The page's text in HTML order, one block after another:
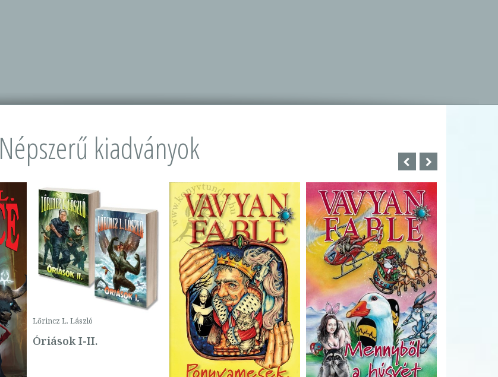
Népszerű kiadványok
Lőrincz L. László
Óriások I-II.